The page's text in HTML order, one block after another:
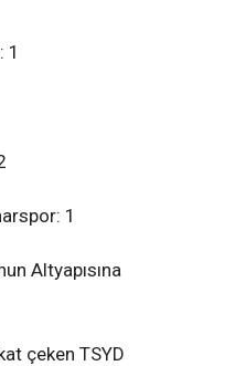
1
1
Altyapısına
çeken TSYD